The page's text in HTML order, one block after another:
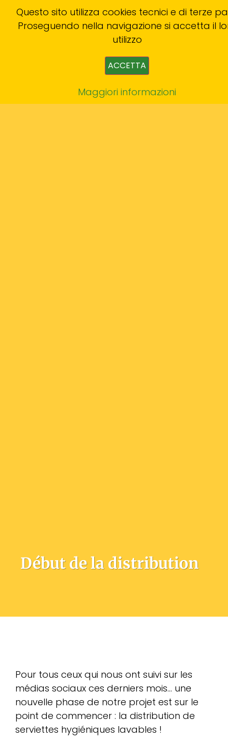
Début de la distribution
Pour tous ceux qui nous ont suivi sur les
médias sociaux ces derniers mois… une
nouvelle phase de notre projet est sur le
point de commencer : la distribution de
serviettes hygiéniques lavables !
Questo sito utilizza cookies tecnici e di terze
Proseguendo nella navigazione si accetta il
utilizzo
ACCETTA
Maggiori informazioni